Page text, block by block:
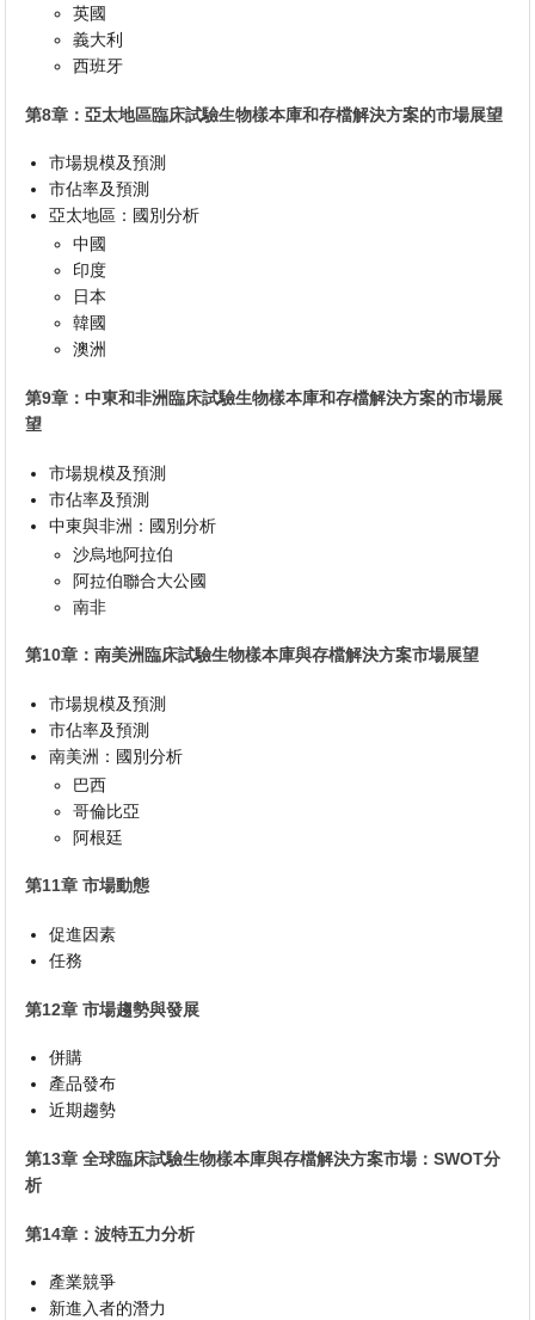
英國
義大利
西班牙
第8章：亞太地區臨床試驗生物樣本庫和存檔解決方案的市場展望
市場規模及預測
市佔率及預測
亞太地區：國別分析
中國
印度
日本
韓國
澳洲
第9章：中東和非洲臨床試驗生物樣本庫和存檔解決方案的市場展
望
市場規模及預測
市佔率及預測
中東與非洲：國別分析
沙烏地阿拉伯
阿拉伯聯合大公國
南非
第10章：南美洲臨床試驗生物樣本庫與存檔解決方案市場展望
市場規模及預測
市佔率及預測
南美洲：國別分析
巴西
哥倫比亞
阿根廷
第11章 市場動態
促進因素
任務
第12章 市場趨勢與發展
併購
產品發布
近期趨勢
第13章 全球臨床試驗生物樣本庫與存檔解決方案市場：SWOT分
析
第14章：波特五力分析
產業競爭
新進入者的潛力